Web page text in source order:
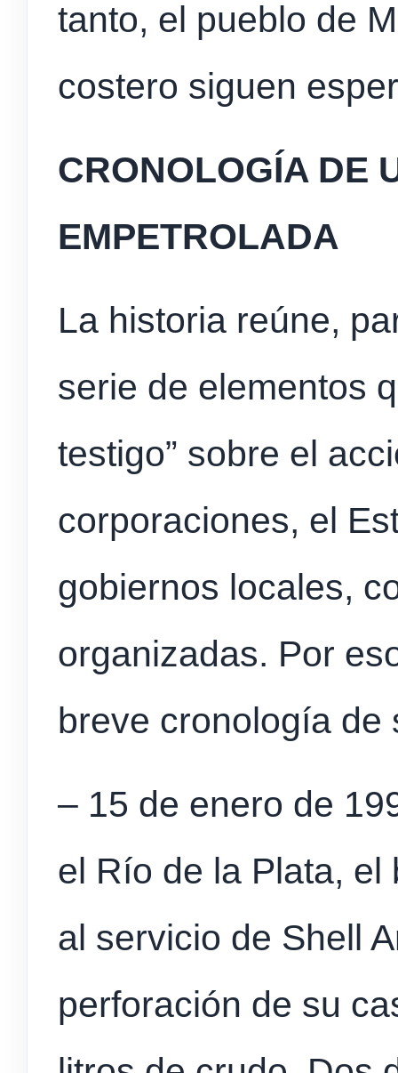
tanto, el pueblo de
costero siguen
CRONOLOGÍA DE
EMPETROLADA
La historia reúne,
serie de elementos
testigo” sobre el
corporaciones, el
gobiernos locales,
organizadas. Por
breve cronología de
– 15 de enero de
el Río de la Plata,
al servicio de Shell
perforación de su